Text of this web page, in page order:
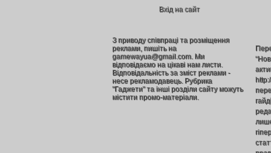
Вхід на сайт
З приводу співпраці та розміщення
реклами, пишіть на
gamewayua@gmail.com. Ми
відповідаємо на цікаві нам листи.
Відповідальність за зміст реклами -
несе рекламодавець. Рубрика
"Гаджети" та інші розділи сайту можуть
містити промо-матеріали.